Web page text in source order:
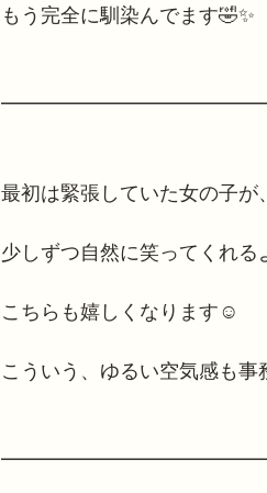
もう完全に馴染んでます🤣✨
最初は緊張していた女の子が、
少しずつ自然に笑ってくれる
こちらも嬉しくなります☺️
こういう、ゆるい空気感も